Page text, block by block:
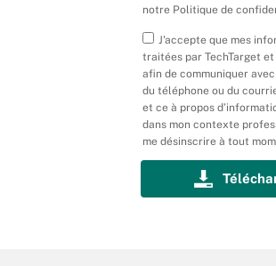
notre Politique de
J'accepte que mes
traitées par TechTarget et
afin de communiquer
du téléphone ou du
et ce à propos
dans mon contexte
me désinscrire à tout